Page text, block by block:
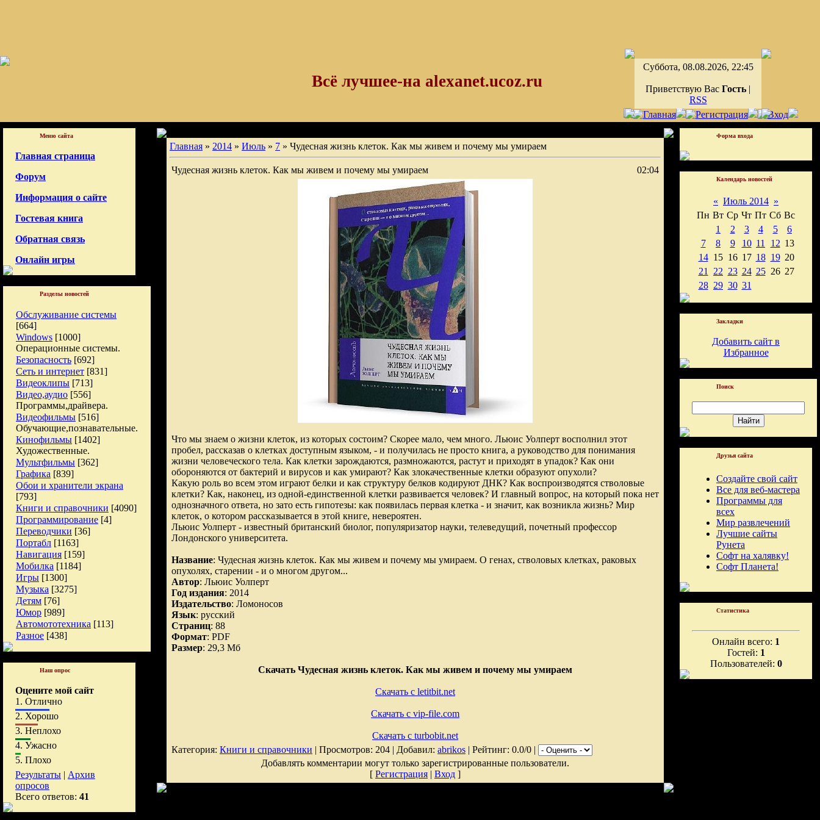
Суббота, 08.08.2026, 22:45
Приветствую Вас Гость |
RSS
Всё лучшее-на alexanet.ucoz.ru
Меню сайта
Главная страница
Форум
Информация о сайте
Гостевая книга
Обратная связь
Онлайн игры
Разделы новостей
Обслуживание системы
[664]
Windows [1000]
Операционные системы.
Безопасность [692]
Сеть и интернет [831]
Видеоклипы [713]
Видео,аудио [556]
Программы,драйвера.
Видеофильмы [516]
Обучающие,познавательные.
Кинофильмы [1402]
Художественные.
Мультфильмы [362]
Графика [839]
Обои и хранители экрана
[793]
Книги и справочники [4090]
Программирование [4]
Переводчики [36]
Портабл [1163]
Навигация [159]
Мобилка [1184]
Игры [1300]
Музыка [3275]
Детям [76]
Юмор [989]
Автомототехника [113]
Разное [438]
Наш опрос
Оцените мой сайт
1. Отлично
2. Хорошо
3. Неплохо
4. Ужасно
5. Плохо
Результаты | Архив
опросов
Всего ответов: 41
Главная » 2014 » Июль » 7 » Чудесная жизнь клеток. Как мы живем и почему мы умираем
Чудесная жизнь клеток. Как мы живем и почему мы умираем 02:04
Что мы знаем о жизни клеток, из которых состоим? Скорее мало, чем много. Льюис Уолперт восполнил этот
пробел, рассказав о клетках доступным языком, - и получилась не просто книга, а руководство для понимания
жизни человеческого тела. Как клетки зарождаются, размножаются, растут и приходят в упадок? Как они
обороняются от бактерий и вирусов и как умирают? Как злокачественные клетки образуют опухоли?
Какую роль во всем этом играют белки и как структуру белков кодируют ДНК? Как воспроизводятся стволовые
клетки? Как, наконец, из одной-единственной клетки развивается человек? И главный вопрос, на который пока нет
однозначного ответа, но зато есть гипотезы: как появилась первая клетка - и значит, как возникла жизнь? Мир
клеток, о котором рассказывается в этой книге, невероятен.
Льюис Уолперт - известный британский биолог, популяризатор науки, телеведущий, почетный профессор
Лондонского университета.
Название: Чудесная жизнь клеток. Как мы живем и почему мы умираем. О генах, стволовых клетках, раковых
опухолях, старении - и о многом другом...
Автор: Льюис Уолперт
Год издания: 2014
Издательство: Ломоносов
Язык: русский
Страниц: 88
Формат: PDF
Размер: 29,3 Мб
Скачать Чудесная жизнь клеток. Как мы живем и почему мы умираем
Скачать с letitbit.net
Скачать с vip-file.com
Скачать с turbobit.net
Категория: Книги и справочники | Просмотров: 204 | Добавил: abrikos | Рейтинг: 0.0/0 |
Добавлять комментарии могут только зарегистрированные пользователи.
[ Регистрация | Вход ]
Форма входа
Календарь новостей
« Июль 2014 »
Пн Вт Ср Чт Пт Сб Вс
1
2 3 4 5
6
7
8 9 10 11 12 13
14 15 16 17 18 19 20
21
22 23 24 25 26 27
28 29 30 31
Закладки
Добавить сайт в
Избранное
Поиск
Друзья сайта
Создайте свой сайт
Все для веб-мастера
Программы для
всех
Мир развлечений
Лучшие сайты
Рунета
Софт на халявку!
Софт Планета!
Статистика
Онлайн всего: 1
Гостей: 1
Пользователей: 0